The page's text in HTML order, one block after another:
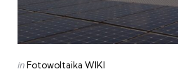
Categories
Posted
inFotowoltaika WIKI